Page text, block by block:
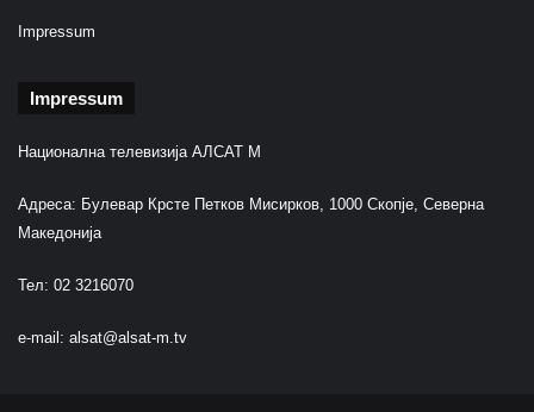
Impressum
Impressum
Национална телевизија АЛСАТ М
Адреса: Булевар Крсте Петков Мисирков, 1000 Скопје, Северна
Македонија
Тел: 02 3216070
e-mail: alsat@alsat-m.tv